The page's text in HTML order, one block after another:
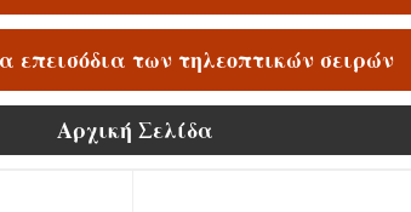
επεισόδια των τηλεοπτικών σειρών
Αρχική Σελίδα